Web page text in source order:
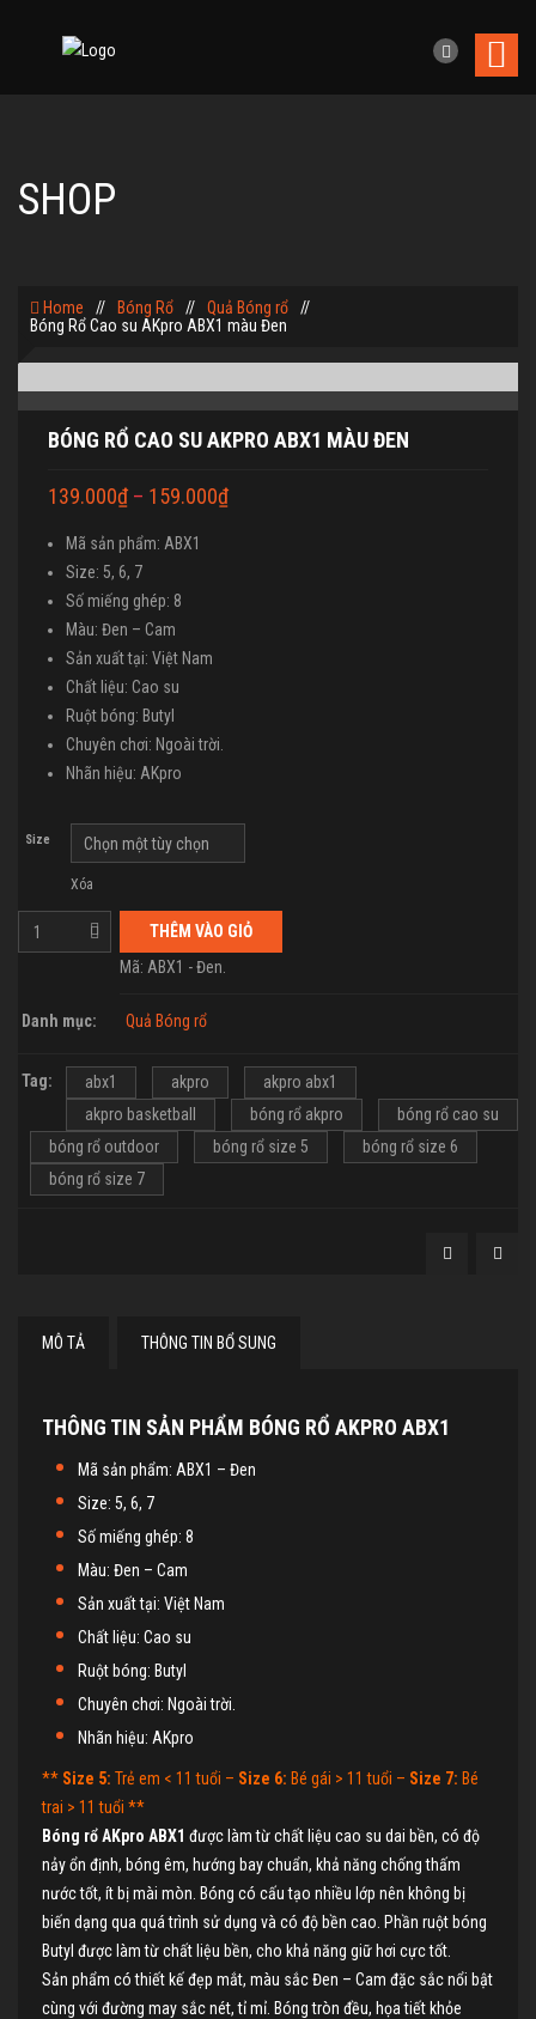
SHOP
Home // Bóng Rổ // Quả Bóng rổ
//
Bóng Rổ Cao su AKpro ABX1 màu Đen
BÓNG RỔ CAO SU AKPRO ABX1 MÀU ĐEN
139.000₫– 159.000₫
Mã sản phẩm: ABX1
Size: 5, 6, 7
Số miếng ghép: 8
Màu: Đen – Cam
Sản xuất tại: Việt Nam
Chất liệu: Cao su
Ruột bóng: Butyl
Chuyên chơi: Ngoài trời.
Nhãn hiệu: AKpro
Size
Xóa
THÊM VÀO GIỎ
Mã: ABX1 - Đen
Danh mục: Quả Bóng rổ
Tag: abx1 akpro
akpro abx1
akpro basketball
bóng rổ akpro
bóng rổ cao su
bóng rổ outdoor
bóng rổ size 5
bóng rổ size 6
bóng rổ size 7
MÔ TẢ THÔNG TIN BỔ SUNG
THÔNG TIN SẢN PHẨM BÓNG RỔ AKPRO ABX1
Mã sản phẩm: ABX1 – Đen
Size: 5, 6, 7
Số miếng ghép: 8
Màu: Đen – Cam
Sản xuất tại: Việt Nam
Chất liệu: Cao su
Ruột bóng: Butyl
Chuyên chơi: Ngoài trời.
Nhãn hiệu: AKpro
** Size 5: Trẻ em < 11 tuổi – Size 6: Bé gái > 11 tuổi – Size 7: Bé
trai > 11 tuổi **
Bóng rổ AKpro ABX1 được làm từ chất liệu cao su dai bền, có độ
nảy ổn định, bóng êm, hướng bay chuẩn, khả năng chống thấm
nước tốt, ít bị mài mòn. Bóng có cấu tạo nhiều lớp nên không bị
biến dạng qua quá trình sử dụng và có độ bền cao. Phần ruột bóng
Butyl được làm từ chất liệu bền, cho khả năng giữ hơi cực tốt.
Sản phẩm có thiết kế đẹp mắt, màu sắc Đen – Cam đặc sắc nổi bật
cùng với đường may sắc nét, tỉ mỉ. Bóng tròn đều, họa tiết khỏe